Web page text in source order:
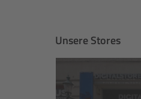
Unsere Stores